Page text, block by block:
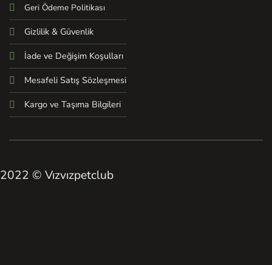
Geri Ödeme Politikası
Gizlilik & Güvenlik
İade ve Değişim Koşulları
Mesafeli Satış Sözleşmesi
Kargo ve Taşıma Bilgileri
2022 © Vızvızpetclub